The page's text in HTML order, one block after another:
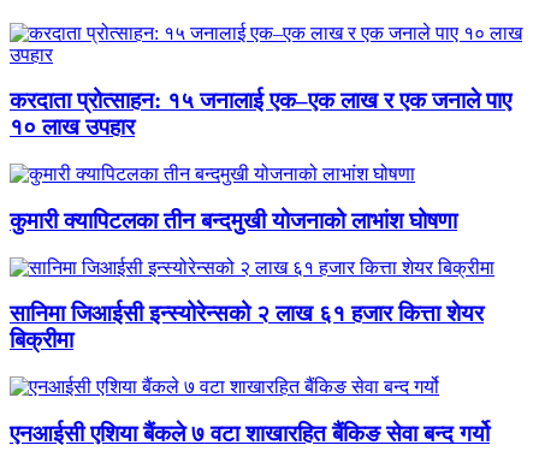
करदाता प्रोत्साहन: १५ जनालाई एक–एक लाख र एक जनाले पाए
१० लाख उपहार
कुमारी क्यापिटलका तीन बन्दमुखी योजनाको लाभांश घोषणा
सानिमा जिआईसी इन्स्योरेन्सको २ लाख ६१ हजार कित्ता शेयर
बिक्रीमा
एनआईसी एशिया बैंकले ७ वटा शाखारहित बैंकिङ सेवा बन्द गर्यो